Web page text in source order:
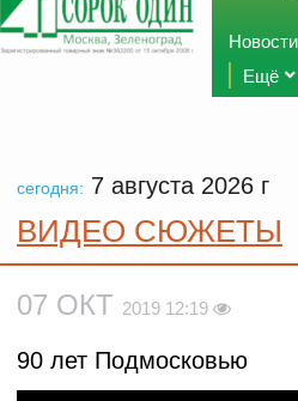
Новости
Ещё
сегодня: 7 августа 2026 г
ВИДЕО СЮЖЕТЫ
07 ОКТ 2019 12:19
90 лет Подмосковью